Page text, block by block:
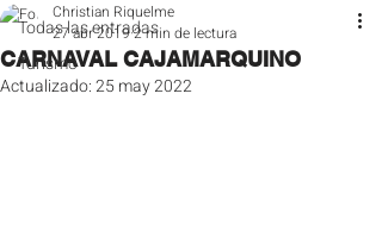
Todas las entradas
Turismo
CARNAVAL CAJAMARQUINO
Christian Riquelme
27 abr 20192 min de lectura
Actualizado:25 may 2022